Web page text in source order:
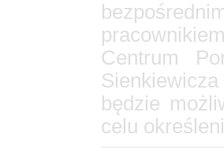
Centrum
będzie
celu